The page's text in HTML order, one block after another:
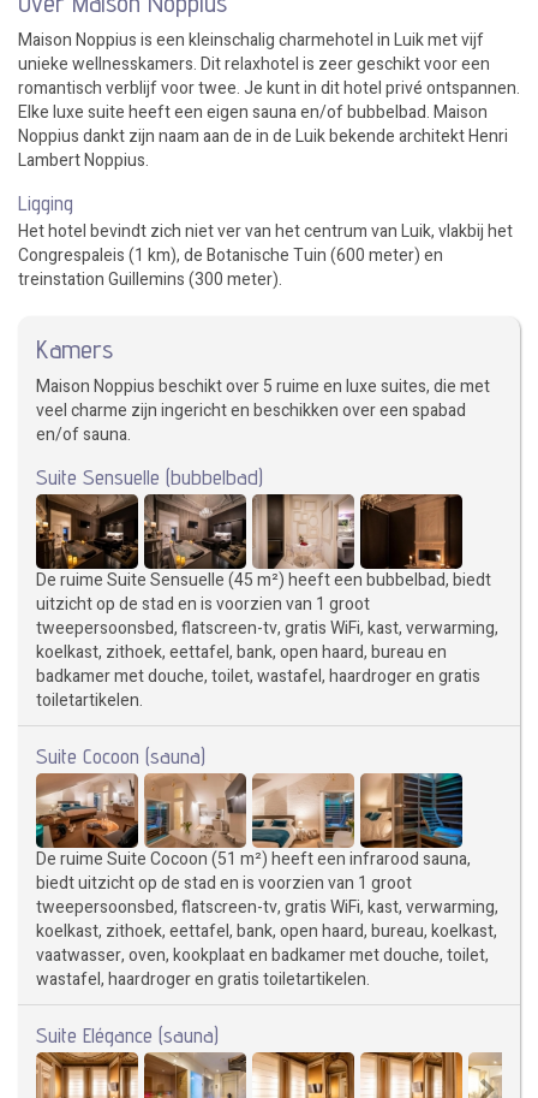
Maison Noppius is een kleinschalig charmehotel in Luik met vijf
unieke wellnesskamers. Dit relaxhotel is zeer geschikt voor een
romantisch verblijf voor twee. Je kunt in dit hotel privé ontspannen.
Elke luxe suite heeft een eigen sauna en/of bubbelbad. Maison
Noppius dankt zijn naam aan de in de Luik bekende architekt Henri
Lambert Noppius.
Ligging
Het hotel bevindt zich niet ver van het centrum van Luik, vlakbij het
Congrespaleis (1 km), de Botanische Tuin (600 meter) en
treinstation Guillemins (300 meter).
Kamers
Maison Noppius beschikt over 5 ruime en luxe suites, die met
veel charme zijn ingericht en beschikken over een spabad
en/of sauna.
Suite Sensuelle (bubbelbad)
De ruime Suite Sensuelle (45 m²) heeft een bubbelbad, biedt
uitzicht op de stad en is voorzien van 1 groot
tweepersoonsbed, flatscreen-tv, gratis WiFi, kast, verwarming,
koelkast, zithoek, eettafel, bank, open haard, bureau en
badkamer met douche, toilet, wastafel, haardroger en gratis
toiletartikelen.
Suite Cocoon (sauna)
De ruime Suite Cocoon (51 m²) heeft een infrarood sauna,
biedt uitzicht op de stad en is voorzien van 1 groot
tweepersoonsbed, flatscreen-tv, gratis WiFi, kast, verwarming,
koelkast, zithoek, eettafel, bank, open haard, bureau, koelkast,
vaatwasser, oven, kookplaat en badkamer met douche, toilet,
wastafel, haardroger en gratis toiletartikelen.
Suite Elégance (sauna)